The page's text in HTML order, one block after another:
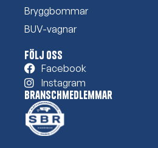
Bryggbommar
BUV-vagnar
Följ oss
Facebook
Instagram
Branschmedlemmar